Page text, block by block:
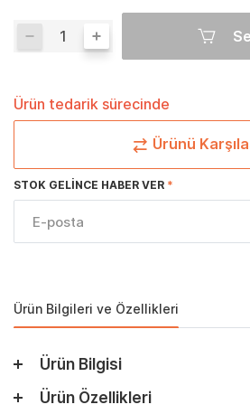
Ürün tedarik sürecinde
Ürünü
STOK GELINCE HABER VER
Ürün Bilgileri ve Özellikleri
Ürün Bilgisi
Ürün Özellikleri